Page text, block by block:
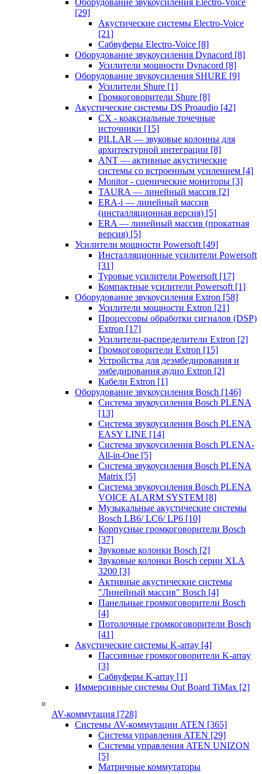
Оборудование звукоусиления Electro-Voice
[29]
Акустические системы Electro-Voice
[21]
Сабвуферы Electro-Voice [8]
Оборудование звукоусиления Dynacord [8]
Усилители мощности Dynacord [8]
Оборудование звукоусиления SHURE [9]
Усилители Shure [1]
Громкоговорители Shure [8]
Акустические системы DS Proaudio [42]
CX - коаксиальные точечные
источники [15]
PILLAR — звуковые колонны для
архитектурной интеграции [8]
ANT — активные акустические
системы со встроенным усилением [4]
Monitor - сценические мониторы [3]
TAURA — линейный массив [2]
ERA-i — линейный массив
(инсталляционная версия) [5]
ERA — линейный массив (прокатная
версия) [5]
Усилители мощности Powersoft [49]
Инсталляционные усилители Powersoft
[31]
Туровые усилители Powersoft [17]
Компактные усилители Powersoft [1]
Оборудование звукоусиления Extron [58]
Усилители мощности Extron [21]
Процессоры обработки сигналов (DSP)
Extron [17]
Усилители-распределители Extron [2]
Громкоговорители Extron [15]
Устройства для деэмбедирования и
эмбедирования аудио Extron [2]
Кабели Extron [1]
Оборудование звукоусиления Bosch [146]
Система звукоусиления Bosch PLENA
[13]
Система звукоусиления Bosch PLENA
EASY LINE [14]
Система звукоусиления Bosch PLENA-
All-in-One [5]
Система звукоусиления Bosch PLENA
Matrix [5]
Система звукоусиления Bosch PLENA
VOICE ALARM SYSTEM [8]
Музыкальные акустические системы
Bosch LB6/ LC6/ LP6 [10]
Корпусные громкоговорители Bosch
[37]
Звуковые колонки Bosch [2]
Звуковые колонки Bosch серии XLA
3200 [3]
Активные акустические системы
"Линейный массив" Bosch [4]
Панельные громкоговорители Bosch
[4]
Потолочные громкоговорители Bosch
[41]
Акустические системы K-array [4]
Пассивные громкоговорители K-array
[3]
Сабвуферы K-array [1]
Иммерсивные системы Out Board TiMax [2]
AV-коммутация [728]
Системы AV-коммутации ATEN [365]
Система управления ATEN [29]
Системы управления ATEN UNIZON
[5]
Матричные коммутаторы